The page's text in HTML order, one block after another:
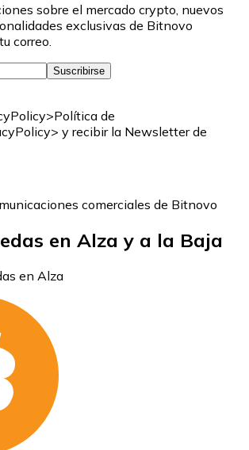
sobre el mercado crypto, nuevos
exclusivas de Bitnovo
correo.
Suscribirse
de
y recibir la Newsletter de
comerciales de Bitnovo
en Alza y a la Baja
en Alza